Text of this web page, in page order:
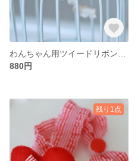
880円
残り1点